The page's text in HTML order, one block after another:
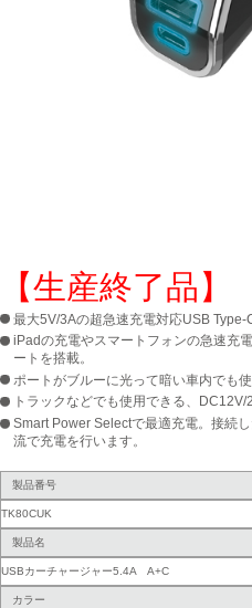
【生産終了品】
最大5V/3Aの超急速充電対応USB Type-
iPadの充電やスマートフォンの急速充
ートを搭載。
ポートがブルーに光って暗い車内でも使
トラックなどでも使用できる、DC12V/
Smart Power Selectで最適充電。接続
流で充電を行います。
製品番号
TK80CUK
製品名
USBカーチャージャー5.4A A+C
カラー